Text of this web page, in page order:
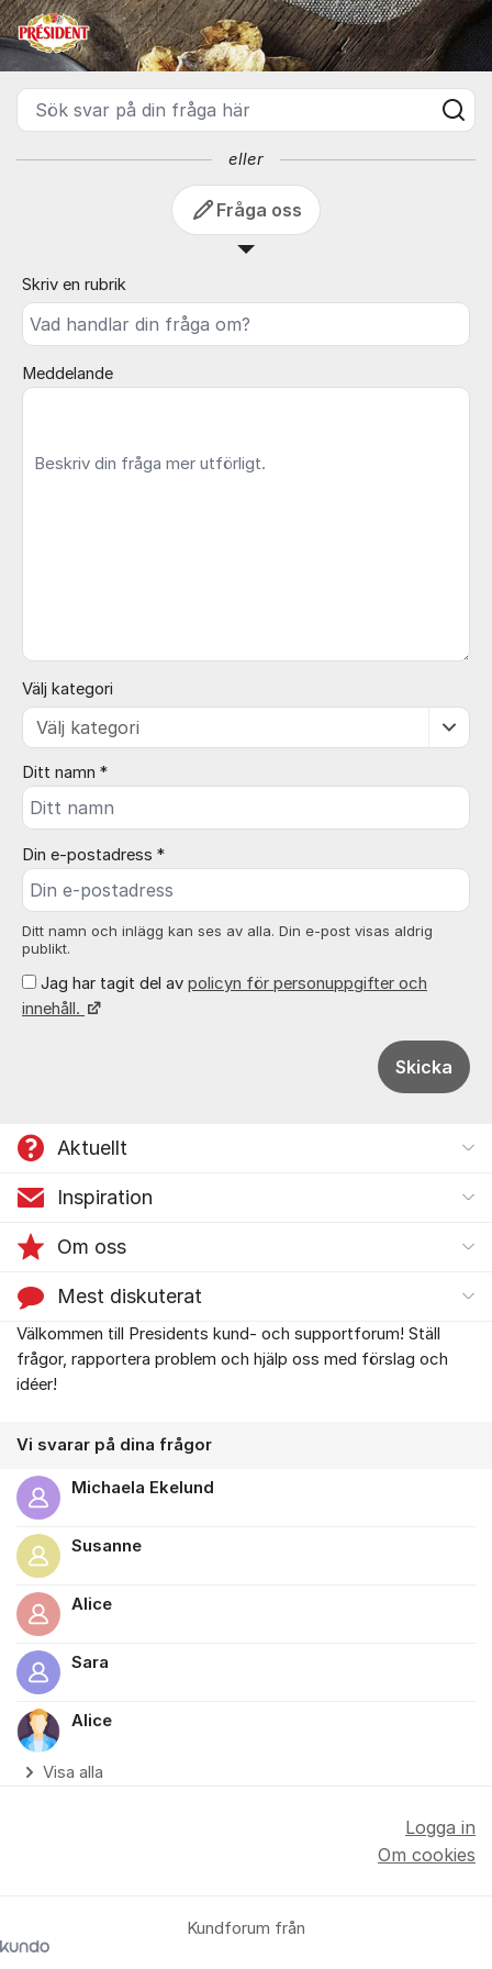
Hoppa till innehåll
President
Sök svar på din fråga här
eller
Fråga oss
Skriv en rubrik
Meddelande
Välj kategori
Ditt namn *
Din e-postadress *
Ditt namn och inlägg kan ses av alla. Din e-post visas aldrig
publikt.
Jag har tagit del av policyn för personuppgifter och
innehåll.
Skicka
Aktuellt
Inspiration
Om oss
Mest diskuterat
Om forumet
Välkommen till Presidents kund- och supportforum! Ställ
frågor, rapportera problem och hjälp oss med förslag och
idéer!
Vi svarar på dina frågor
Michaela Ekelund
Susanne
Alice
Sara
Alice
Visa alla
Logga in
Om cookies
Kundforum från